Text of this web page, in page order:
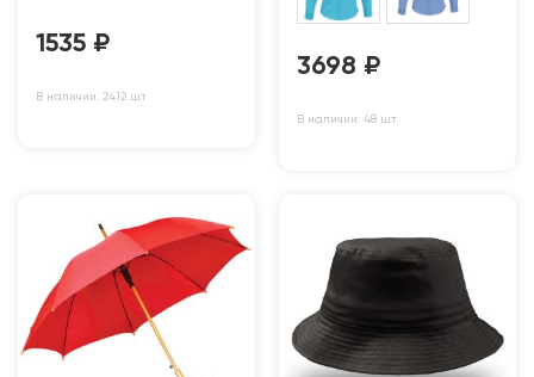
1535 ₽
В наличии: 2412 шт
3698 ₽
В наличии: 48 шт